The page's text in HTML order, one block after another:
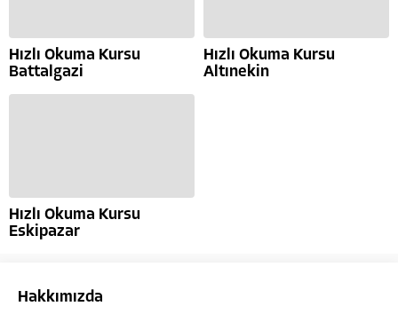
Hızlı Okuma Kursu
Battalgazi
Hızlı Okuma Kursu
Altınekin
Hızlı Okuma Kursu
Eskipazar
Hakkımızda